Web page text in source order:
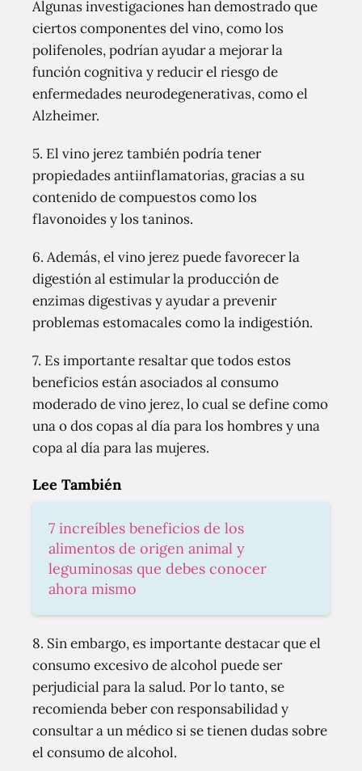
Algunas investigaciones han demostrado que
ciertos componentes del vino, como los
polifenoles, podrían ayudar a mejorar la
función cognitiva y reducir el riesgo de
enfermedades neurodegenerativas, como el
Alzheimer.
5. El vino jerez también podría tener
propiedades antiinflamatorias, gracias a su
contenido de compuestos como los
flavonoides y los taninos.
6. Además, el vino jerez puede favorecer la
digestión al estimular la producción de
enzimas digestivas y ayudar a prevenir
problemas estomacales como la indigestión.
7. Es importante resaltar que todos estos
beneficios están asociados al consumo
moderado de vino jerez, lo cual se define como
una o dos copas al día para los hombres y una
copa al día para las mujeres.
Lee También
7 increíbles beneficios de los
alimentos de origen animal y
leguminosas que debes conocer
ahora mismo
8. Sin embargo, es importante destacar que el
consumo excesivo de alcohol puede ser
perjudicial para la salud. Por lo tanto, se
recomienda beber con responsabilidad y
consultar a un médico si se tienen dudas sobre
el consumo de alcohol.